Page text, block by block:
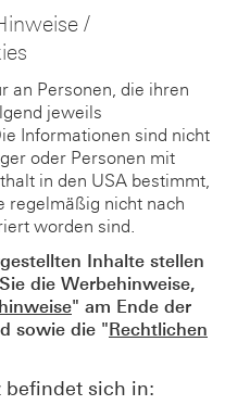
/
an Personen, die ihren
jeweils
Informationen sind nicht
oder Personen mit
in den USA bestimmt,
regelmäßig nicht nach
worden sind.
Inhalte stellen
die Werbehinweise,
" am Ende der
sowie die "Rechtlichen
sich in: